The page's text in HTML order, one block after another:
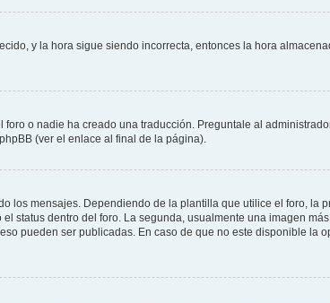
y la hora sigue siendo incorrecta, entonces la hora
o nadie ha creado una traducción. Preguntale al
(ver el enlace al final de la página).
los mensajes. Dependiendo de la plantilla que utilice el foro, la
status dentro del foro. La segunda, usualmente una imagen
pueden ser publicadas. En caso de que no este disponible la